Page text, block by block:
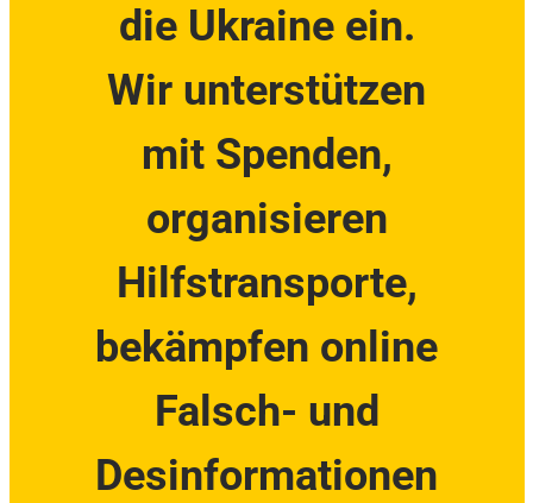
die Ukraine ein.
Wir unterstützen
mit Spenden,
organisieren
Hilfstransporte,
bekämpfen online
Falsch- und
Desinformationen